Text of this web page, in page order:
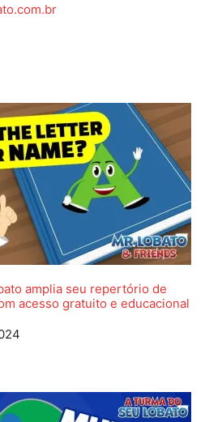
amplia seu repertório de
acesso gratuito e educacional